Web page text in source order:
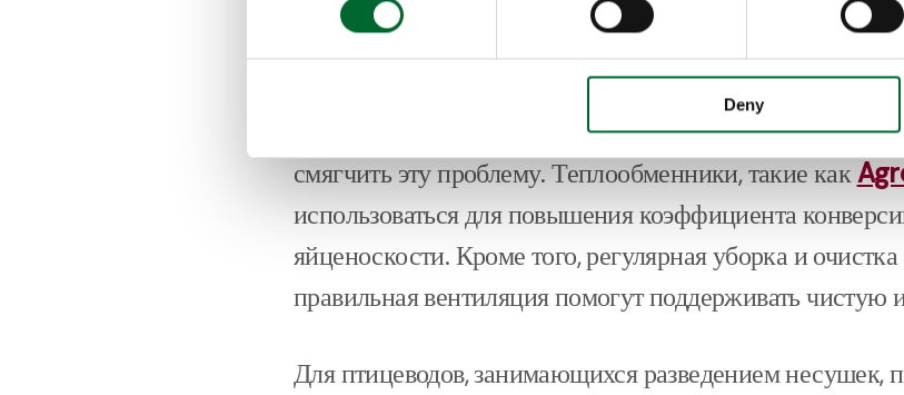
Deny
К сожалению, добиться и поддерживать сухую среду
непросто. Такие факторы, как избыточная влажность в
плотность содержания птицы и неправильная
возникновению влажной подстилки. Однако
смягчить эту проблему. Теплообменники, такие как
использоваться для повышения коэффициента
яйценоскости. Кроме того, регулярная уборка и
правильная вентиляция помогут поддерживать чистую
Для птицеводов, занимающихся разведением несушек,